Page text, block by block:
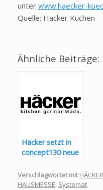
unter www.haecker-
Quelle: Hacker Küchen
Ähnliche Beiträge:
Häcker setzt in
concept130 neue
Vielfalt und
Harmonie in der
Verschlagwortet mit HÄCKER
HAUSMESSE, Systemat.